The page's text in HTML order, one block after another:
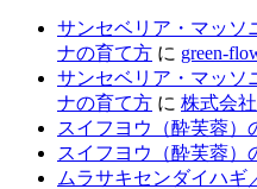
サンセベリア・マッソ
ナの育て方 に green-
サンセベリア・マッソ
ナの育て方 に 株式会
スイフヨウ（酔芙蓉）
スイフヨウ（酔芙蓉）
ムラサキセンダイハギ